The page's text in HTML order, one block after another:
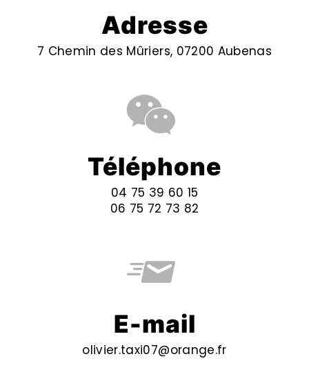
Adresse
7 Chemin des Mûriers, 07200 Aubenas
Téléphone
04 75 39 60 15
06 75 72 73 82
E-mail
olivier.taxi07@orange.fr